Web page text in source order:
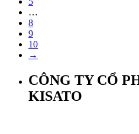
…
8
9
10
→
CÔNG TY CỔ
KISATO